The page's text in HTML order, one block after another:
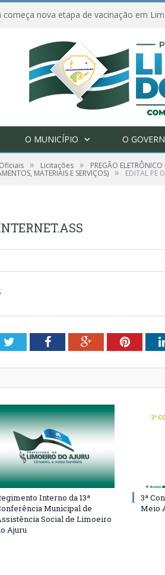
O MUNICÍPIO O
» Licitações » PREGÃO
MATERIAIS E SERVIÇOS) » EDITAL PE
TwitterFacebookGoogle+
Interno da 13ª
Municipal de
Social de Limoeiro
Ajuru
3ª
Meio